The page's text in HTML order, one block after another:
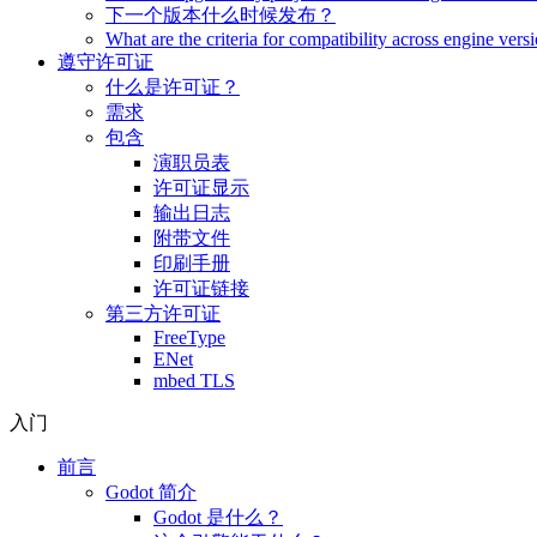
下一个版本什么时候发布？
What are the criteria for compatibility across engine
遵守许可证
什么是许可证？
需求
包含
演职员表
许可证显示
输出日志
附带文件
印刷手册
许可证链接
第三方许可证
FreeType
ENet
mbed TLS
入门
前言
Godot 简介
Godot 是什么？